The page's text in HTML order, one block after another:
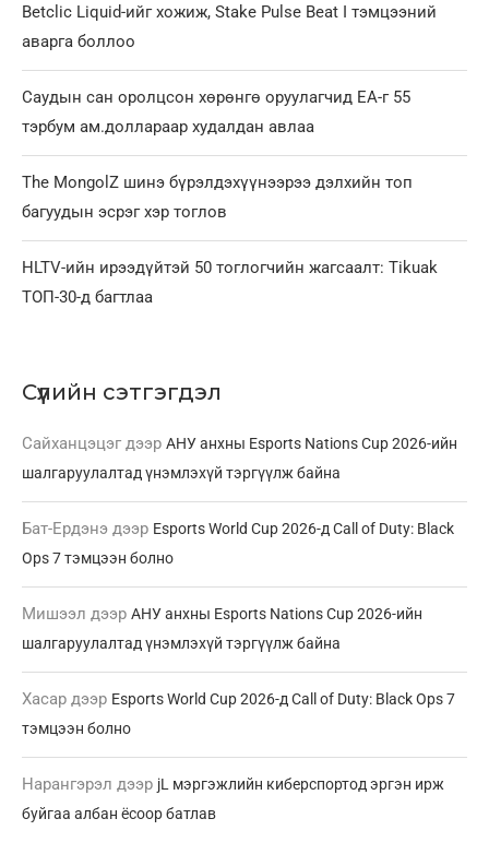
Betclic Liquid-ийг хожиж, Stake Pulse Beat I тэмцээний
аварга боллоо
Саудын сан оролцсон хөрөнгө оруулагчид EA-г 55
тэрбум ам.доллараар худалдан авлаа
The MongolZ шинэ бүрэлдэхүүнээрээ дэлхийн топ
багуудын эсрэг хэр тоглов
HLTV-ийн ирээдүйтэй 50 тоглогчийн жагсаалт: Tikuak
ТОП-30-д багтлаа
Сүүлийн сэтгэгдэл
Сайханцэцэг дээр АНУ анхны Esports Nations Cup 2026-ийн
шалгаруулалтад үнэмлэхүй тэргүүлж байна
Бат-Ердэнэ дээр Esports World Cup 2026-д Call of Duty: Black
Ops 7 тэмцээн болно
Мишээл дээр АНУ анхны Esports Nations Cup 2026-ийн
шалгаруулалтад үнэмлэхүй тэргүүлж байна
Хасар дээр Esports World Cup 2026-д Call of Duty: Black Ops 7
тэмцээн болно
Нарангэрэл дээр jL мэргэжлийн киберспортод эргэн ирж
буйгаа албан ёсоор батлав